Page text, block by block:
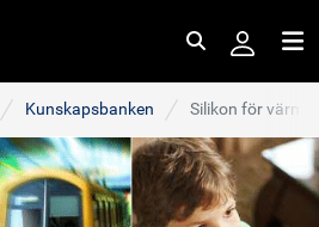
Kunskapsbanken Silikon för